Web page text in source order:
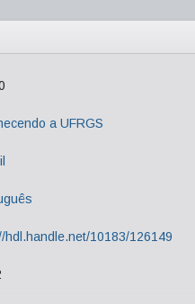
a UFRGS
hdl.handle.net/10183/126149